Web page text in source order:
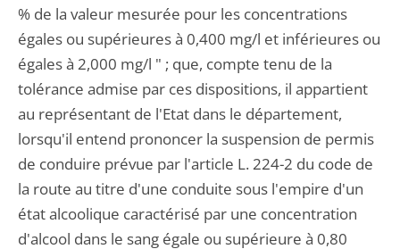
% de la valeur mesurée pour les concentrations
égales ou supérieures à 0,400 mg/l et inférieures ou
égales à 2,000 mg/l " ; que, compte tenu de la
tolérance admise par ces dispositions, il appartient
au représentant de l'Etat dans le département,
lorsqu'il entend prononcer la suspension de permis
de conduire prévue par l'article L. 224-2 du code de
la route au titre d'une conduite sous l'empire d'un
état alcoolique caractérisé par une concentration
d'alcool dans le sang égale ou supérieure à 0,80